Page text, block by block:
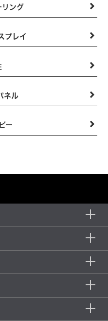
リング
プレイ
ネル
ー